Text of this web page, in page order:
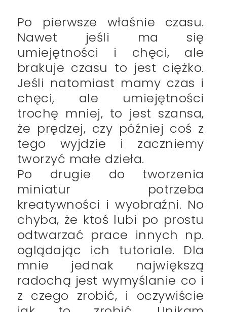
Po pierwsze właśnie czasu.
Nawet jeśli ma się
umiejętności i chęci, ale
brakuje czasu to jest ciężko.
Jeśli natomiast mamy czas i
chęci, ale umiejętności
trochę mniej, to jest szansa,
że prędzej, czy później coś z
tego wyjdzie i zaczniemy
tworzyć małe dzieła.
Po drugie do tworzenia
miniatur potrzeba
kreatywności i wyobraźni. No
chyba, że ktoś lubi po prostu
odtwarzać prace innych np.
oglądając ich tutoriale. Dla
mnie jednak największą
radochą jest wymyślanie co i
z czego zrobić, i oczywiście